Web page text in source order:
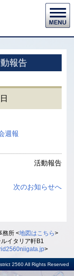
報告
週報
活動報告
次のお知らせへ
務所 <地図はこちら>
イタリア軒B1
>
2560 All Rights Reserved